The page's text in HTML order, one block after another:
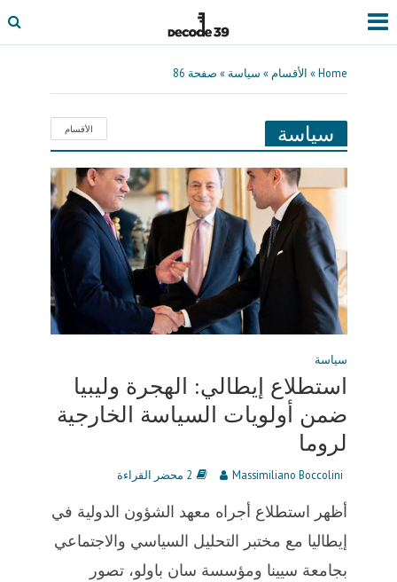
Home
» الأقسام » سياسة » صفحة 86
سياسة الأقسام
سياسة
استطلاع إيطالي: الهجرة وليبيا
ضمن أولويات السياسة الخارجية
لروما
Massimiliano Boccolini 2 محضر القراءة
أظهر استطلاع أجراه معهد الشؤون الدولية في
إيطاليا مع مختبر التحليل السياسي والاجتماعي
بجامعة سيينا ومؤسسة سان باولو، تصور